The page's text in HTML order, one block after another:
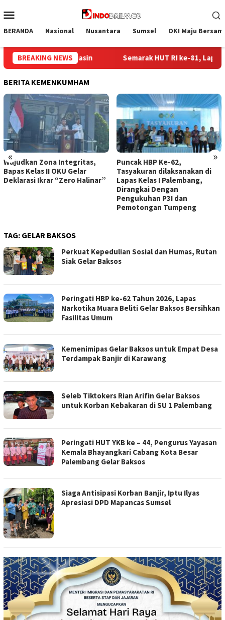
ke
Mobile
BERANDA Nasional Nusantara Sumsel OKI Maju
BREAKING NEWS
RI ke-81, Lapas Perempuan Palembang Gelar Cek Kesehatan
BERITA KEMENKUMHAM
« »
Wujudkan Zona Integritas,
Bapas Kelas II OKU Gelar
Deklarasi Ikrar “Zero Halinar”
Puncak HBP Ke-62,
Tasyakuran dilaksanakan di
Lapas Kelas I Palembang,
Dirangkai Dengan
Pengukuhan P3I dan
Pemotongan Tumpeng
TAG: GELAR BAKSOS
Perkuat Kepedulian Sosial dan Humas, Rutan
Siak Gelar Baksos
Peringati HBP ke-62 Tahun 2026, Lapas
Narkotika Muara Beliti Gelar Baksos Bersihkan
Fasilitas Umum
Kemenimipas Gelar Baksos untuk Empat Desa
Terdampak Banjir di Karawang
Seleb Tiktokers Rian Arifin Gelar Baksos
untuk Korban Kebakaran di SU 1 Palembang
Peringati HUT YKB ke – 44, Pengurus Yayasan
Kemala Bhayangkari Cabang Kota Besar
Palembang Gelar Baksos
Siaga Antisipasi Korban Banjir, Iptu Ilyas
Apresiasi DPD Mapancas Sumsel